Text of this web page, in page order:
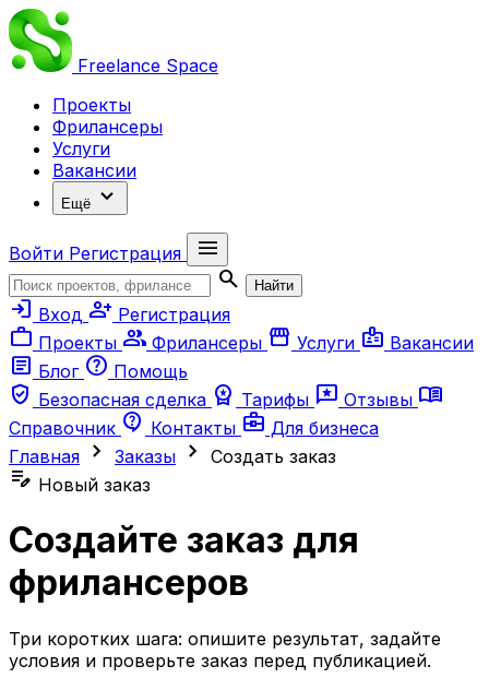
Freelance Space
Проекты
Фрилансеры
Услуги
Вакансии
Ещё expand_more
Войти Регистрация
menu
search
Найти
login Вход person_add Регистрация
work Проекты group Фрилансеры storefront Услуги badge Вакансии
article Блог help Помощь
verified_user Безопасная сделка workspace_premium Тарифы reviews Отзывы menu_book
Справочник contact_support Контакты business_center Для бизнеса
Главная chevron_right Заказы chevron_right Создать заказ
edit_note Новый заказ
Создайте заказ для
фрилансеров
Три коротких шага: опишите результат, задайте
условия и проверьте заказ перед публикацией.